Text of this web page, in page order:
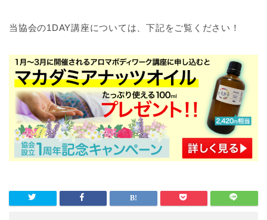
当協会の1DAY講座については、下記をご覧ください！